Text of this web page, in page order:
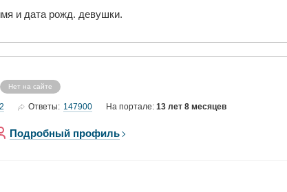
и дата рожд. девушки.
Нет на сайте
Ответы: 147900 На портале: 13 лет 8 месяцев
Подробный профиль